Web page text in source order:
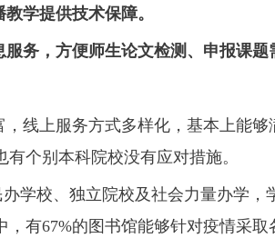
教学提供技术保障。
务，方便师生论文检测、申报课题
线上服务方式多样化，基本上能
个别本科院校没有应对措施。
学校、独立院校及社会力量办学，
有67%的图书馆能够针对疫情采